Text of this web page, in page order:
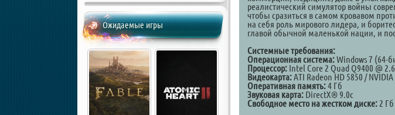
Ожидаемые игры
реалистический симулятор войны
чтобы сразиться в самом кровавом
на себя роль мирового лидера, и
главой обычной маленькой нации, и
Cистемные требования:
Операционная система:Windows 7 (64-
Процессор: Intel Core 2 Quad Q9400 @
Видеокарта:ATI Radeon HD 5850 / NVIDIA
Оперативная память:4 Гб
Звуковая карта: DirectX® 9.0с
Свободное место на жестком диске: 2 Гб